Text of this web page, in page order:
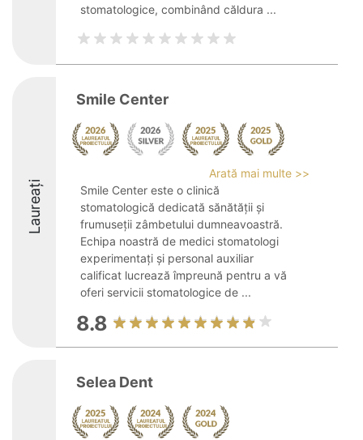
stomatologice, combinând căldura ...
Laureați
Smile Center
Arată mai multe >>
Smile Center este o clinică
stomatologică dedicată sănătății și
frumuseții zâmbetului dumneavoastră.
Echipa noastră de medici stomatologi
experimentați și personal auxiliar
calificat lucrează împreună pentru a vă
oferi servicii stomatologice de ...
8.8
Selea Dent